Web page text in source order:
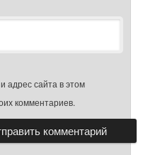
адрес сайта в этом
комментариев.